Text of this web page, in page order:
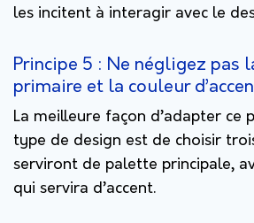
les incitent à interagir avec le
Principe 5 : Ne négligez pas
primaire et la couleur
La meilleure façon d’adapter ce
type de design est de choisir
serviront de palette principale,
qui servira d’accent.